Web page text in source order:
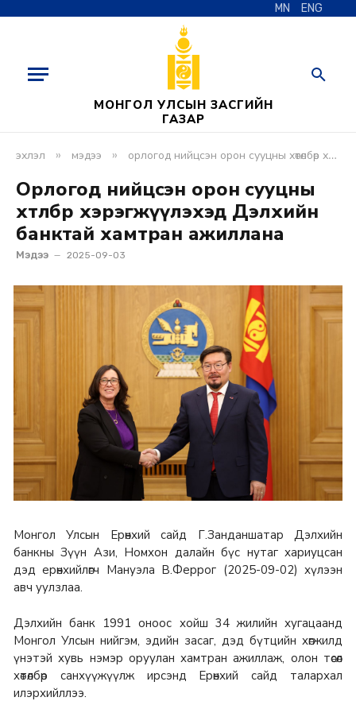
MN ENG
МОНГОЛ УЛСЫН ЗАСГИЙН
ГАЗАР
эхлэл » мэдээ » орлогод нийцсэн орон сууцны хөтөлбөр хэрэгжүүлэхэд дэлхийн банктай хамтран ажиллана
Орлогод нийцсэн орон сууцны
хөтөлбөр хэрэгжүүлэхэд Дэлхийн
банктай хамтран ажиллана
Мэдээ 2025-09-03
Монгол Улсын Ерөнхий сайд Г.Занданшатар Дэлхийн
банкны Зүүн Ази, Номхон далайн бүс нутаг хариуцсан
дэд ерөнхийлөгч Мануэла В.Феррог (2025-09-02) хүлээн
авч уулзлаа.
Дэлхийн банк 1991 оноос хойш 34 жилийн хугацаанд
Монгол Улсын нийгэм, эдийн засаг, дэд бүтцийн хөгжилд
үнэтэй хувь нэмэр оруулан хамтран ажиллаж, олон төсөл
хөтөлбөр санхүүжүүлж ирсэнд Ерөнхий сайд талархал
илэрхийллээ.